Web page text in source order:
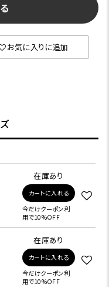
お気に入りに追加
在庫あり
カートに入れる
今だけクーポン利
用で10%OFF
在庫あり
カートに入れる
今だけクーポン利
用で10%OFF